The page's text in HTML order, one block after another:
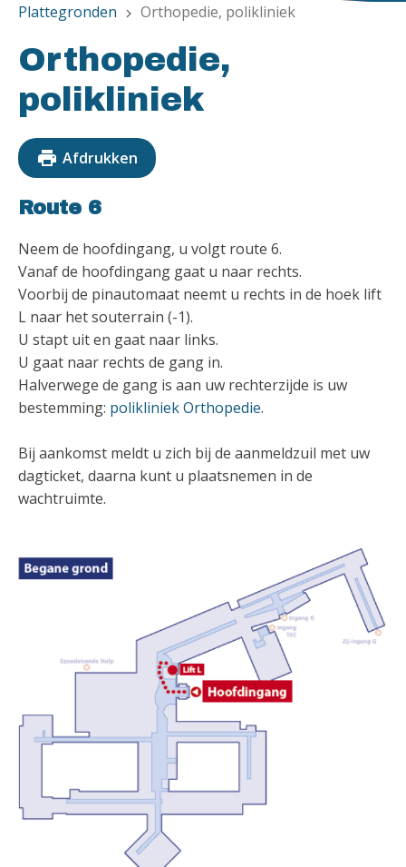
Plattegronden chevron_right Orthopedie, polikliniek
Orthopedie,
polikliniek
print Afdrukken
Route 6
Neem de hoofdingang, u volgt route 6.
Vanaf de hoofdingang gaat u naar rechts.
Voorbij de pinautomaat neemt u rechts in de hoek lift
L naar het souterrain (-1).
U stapt uit en gaat naar links.
U gaat naar rechts de gang in.
Halverwege de gang is aan uw rechterzijde is uw
bestemming: polikliniek Orthopedie.
Bij aankomst meldt u zich bij de aanmeldzuil met uw
dagticket, daarna kunt u plaatsnemen in de
wachtruimte.